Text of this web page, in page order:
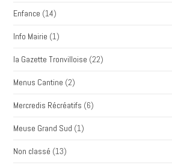
Enfance (14)
Info Mairie (1)
la Gazette Tronvilloise (22)
Menus Cantine (2)
Mercredis Récréatifs (6)
Meuse Grand Sud (1)
Non classé (13)